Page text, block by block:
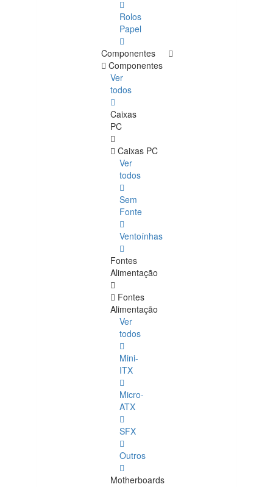
Rolos
Papel
Componentes
Componentes
Ver
todos
Caixas
PC
Caixas PC
Ver
todos
Sem
Fonte
Ventoínhas
Fontes
Alimentação
Fontes
Alimentação
Ver
todos
Mini-
ITX
Micro-
ATX
SFX
Outros
Motherboards